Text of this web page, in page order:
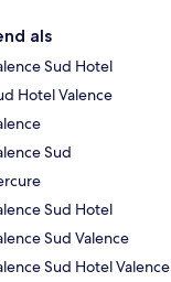
als
Sud Hotel
Hotel Valence
Sud
Sud Hotel
Sud Valence
Sud Hotel Valence